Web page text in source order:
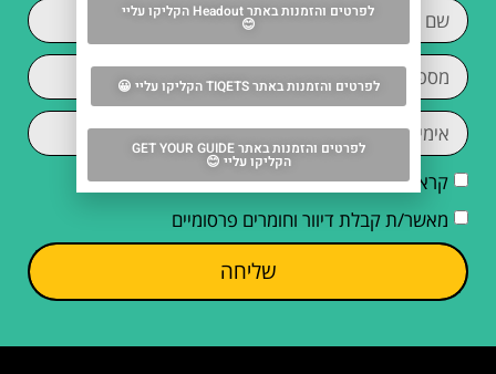
קראתי והסכמתי למדיניות הפרטיות
מאשר/ת קבלת דיוור וחומרים פרסומיים
שליחה
לפרטים והזמנות באתר Headout הקליקו עליי
😊
לפרטים והזמנות באתר TIQETS הקליקו עליי 😀
לפרטים והזמנות באתר GET YOUR GUIDE
הקליקו עליי 😊